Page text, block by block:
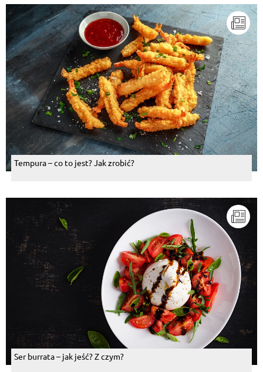
Tempura – co to jest? Jak zrobić?
Ser burrata – jak jeść? Z czym?